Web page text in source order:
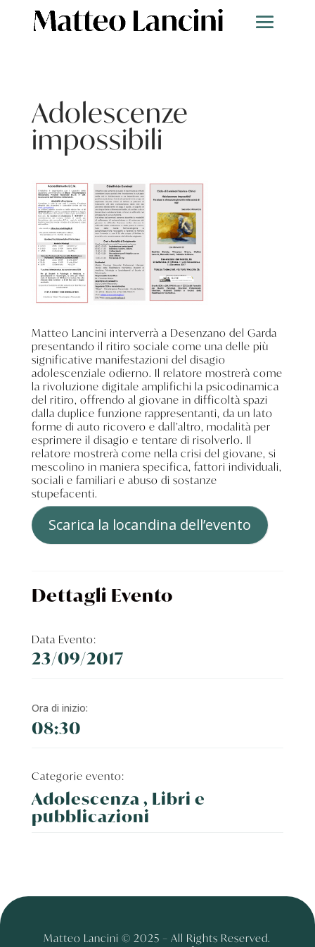
Adolescenze
impossibili
Matteo Lancini interverrà a Desenzano del Garda
presentando il ritiro sociale come una delle più
significative manifestazioni del disagio
adolescenziale odierno. Il relatore mostrerà come
la rivoluzione digitale amplifichi la psicodinamica
del ritiro, offrendo al giovane in difficoltà spazi
dalla duplice funzione rappresentanti, da un lato
forme di auto ricovero e dall’altro, modalità per
esprimere il disagio e tentare di risolverlo. Il
relatore mostrerà come nella crisi del giovane, si
mescolino in maniera specifica, fattori individuali,
sociali e familiari e abuso di sostanze
stupefacenti.
Scarica la locandina dell’evento
Dettagli Evento
Data Evento:
23/09/2017
Ora di inizio:
08:30
Categorie evento:
Adolescenza , Libri e
pubblicazioni
Matteo Lancini © 2025 – All Rights Reserved.